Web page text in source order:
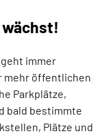
immer
mehr öffentlichen
Parkplätze,
bald bestimmte
Plätze und